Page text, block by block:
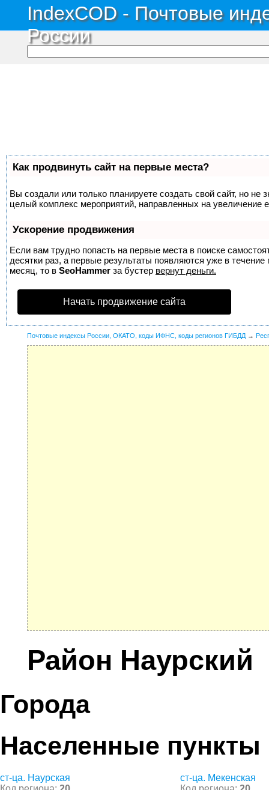
IndexCOD - Почтовые
России
Как продвинуть сайт на первые места?
Вы создали или только планируете создать свой сайт, но не
целый комплекс мероприятий, направленных на увеличение
Ускорение продвижения
Если вам трудно попасть на первые места в поиске
десятки раз, а первые результаты появляются уже в
месяц, то в SeoHammer за бустер вернут деньги.
Начать продвижение сайта
Почтовые индексы России, ОКАТО, коды ИФНС, коды регионов ГИБДД →
Район Наурский
Города
Населенные пункты
ст-ца. Наурская
ст-ца. Мекенская